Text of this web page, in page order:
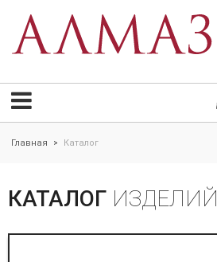
Главная > Каталог
КАТАЛОГ ИЗДЕЛИЙ